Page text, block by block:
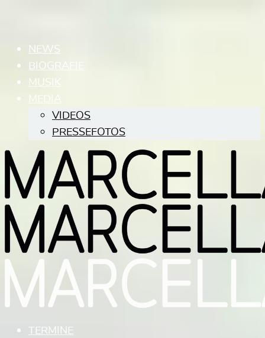
NEWS
BIOGRAFIE
MUSIK
MEDIA
VIDEOS
PRESSEFOTOS
TERMINE